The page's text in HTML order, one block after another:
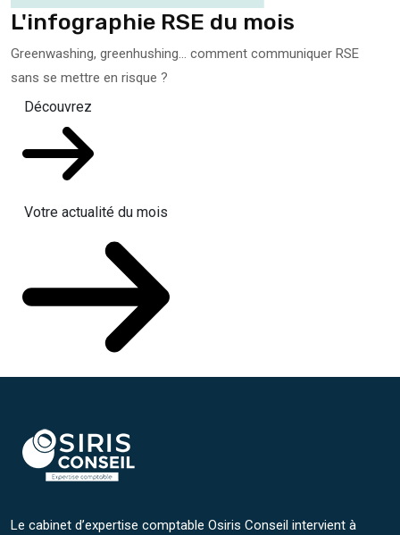
L'infographie RSE du mois
Greenwashing, greenhushing… comment communiquer RSE
sans se mettre en risque ?
Découvrez
Votre actualité du mois
Le cabinet d’expertise comptable Osiris Conseil intervient à